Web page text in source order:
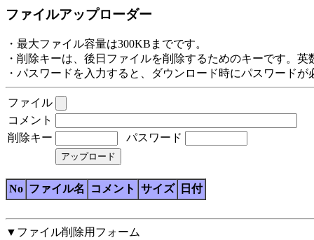
ファイルアップローダー
・最大ファイル容量は300KBまでです。
・削除キーは、後日ファイルを削除するためのキーです。英
・パスワードを入力すると、ダウンロード時にパスワード
ファイル
コメント
削除キー
パスワード
No ファイル名 コメント サイズ 日付
▼ファイル削除用フォーム